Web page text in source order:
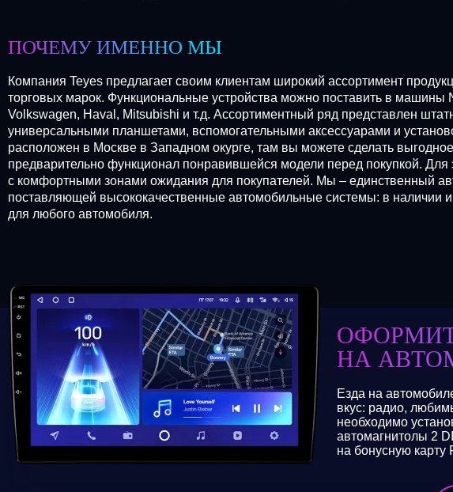
ПОЧЕМУ ИМЕННО МЫ
Компания Teyes предлагает своим клиентам широкий ассортимент
торговых марок. Функциональные устройства можно поставить в машины
Volkswagen, Haval, Mitsubishi и т.д. Ассортиментный ряд представлен
универсальными планшетами, вспомогательными аксессуарами и
расположен в Москве в Западном окурге, там вы можете сделать
предварительно функционал понравившейся модели перед покупкой. Для
с комфортными зонами ожидания для покупателей. Мы – единственный
поставляющей высококачественные автомобильные системы: в наличии
для любого автомобиля.
НА
Езда на
вкус: радио,
необходимо
автомагнитолы 2
на бонусную